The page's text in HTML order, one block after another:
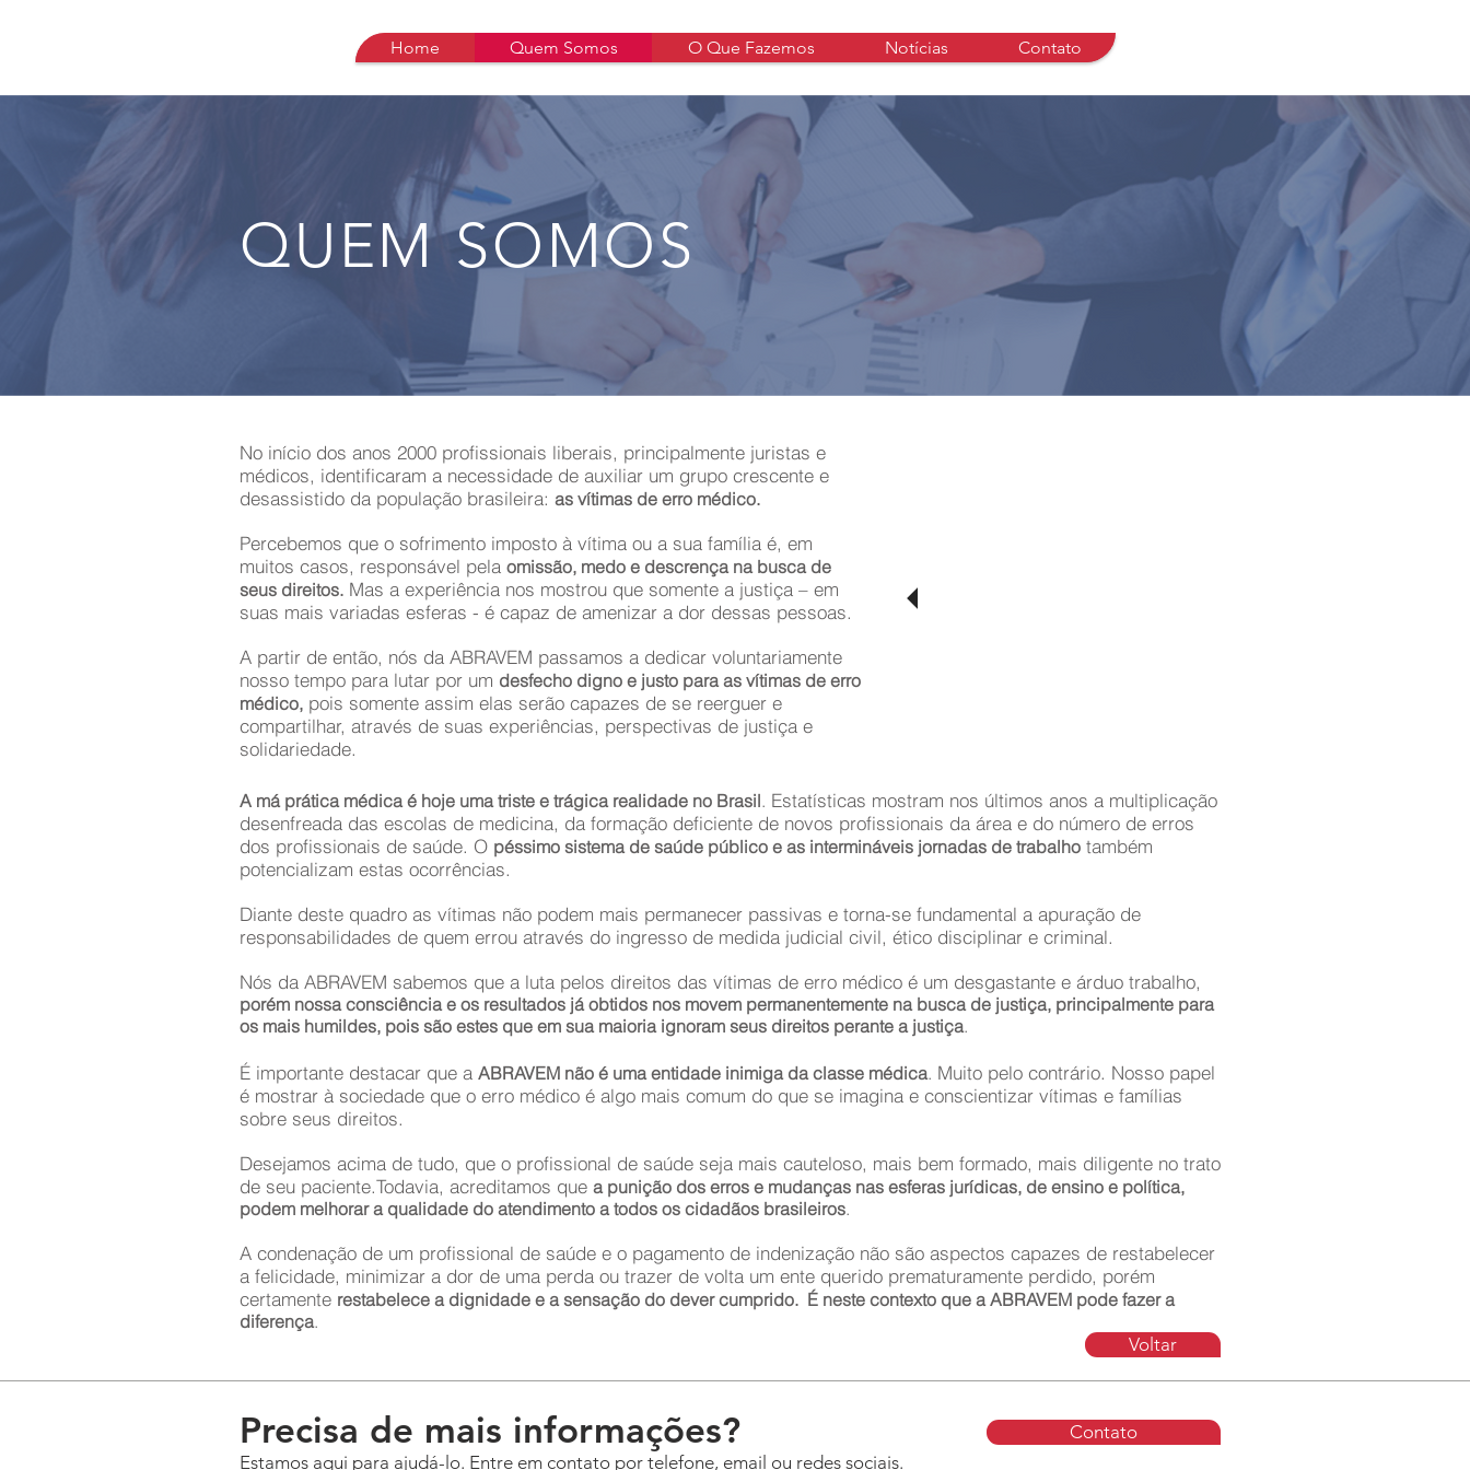
Home Quem Somos O Que Fazemos Notícias Contato
QUEM SOMOS
No início dos anos 2000 profissionais liberais, principalmente juristas e
médicos, identificaram a necessidade de auxiliar um grupo crescente e
desassistido da população brasileira: as vítimas de erro médico.
Percebemos que o sofrimento imposto à vítima ou a sua família é, em
muitos casos, responsável pela omissão, medo e descrença na busca de
seus direitos. Mas a experiência nos mostrou que somente a justiça – em
suas mais variadas esferas - é capaz de amenizar a dor dessas pessoas.
A partir de então, nós da ABRAVEM passamos a dedicar voluntariamente
nosso tempo para lutar por um desfecho digno e justo para as vítimas de erro
médico, pois somente assim elas serão capazes de se reerguer e
compartilhar, através de suas experiências, perspectivas de justiça e
solidariedade.
A má prática médica é hoje uma triste e trágica realidade no Brasil. Estatísticas mostram nos últimos anos a multiplicação
desenfreada das escolas de medicina, da formação deficiente de novos profissionais da área e do número de erros
dos profissionais de saúde. O péssimo sistema de saúde público e as intermináveis jornadas de trabalho também
potencializam estas ocorrências.
Diante deste quadro as vítimas não podem mais permanecer passivas e torna-se fundamental a apuração de
responsabilidades de quem errou através do ingresso de medida judicial civil, ético disciplinar e criminal.
Nós da ABRAVEM sabemos que a luta pelos direitos das vítimas de erro médico é um desgastante e árduo trabalho,
porém nossa consciência e os resultados já obtidos nos movem permanentemente na busca de justiça, principalmente para
os mais humildes, pois são estes que em sua maioria ignoram seus direitos perante a justiça.
É importante destacar que a ABRAVEM não é uma entidade inimiga da classe médica. Muito pelo contrário. Nosso papel
é mostrar à sociedade que o erro médico é algo mais comum do que se imagina e conscientizar vítimas e famílias
sobre seus direitos.
Desejamos acima de tudo, que o profissional de saúde seja mais cauteloso, mais bem formado, mais diligente no trato
de seu paciente.Todavia, acreditamos que a punição dos erros e mudanças nas esferas jurídicas, de ensino e política,
podem melhorar a qualidade do atendimento a todos os cidadãos brasileiros.
A condenação de um profissional de saúde e o pagamento de indenização não são aspectos capazes de restabelecer
a felicidade, minimizar a dor de uma perda ou trazer de volta um ente querido prematuramente perdido, porém
certamente restabelece a dignidade e a sensação do dever cumprido. É neste contexto que a ABRAVEM pode fazer a
diferença.
Precisa de mais informações?
Estamos aqui para ajudá-lo. Entre em contato por telefone, email ou redes sociais.
Contato
Voltar